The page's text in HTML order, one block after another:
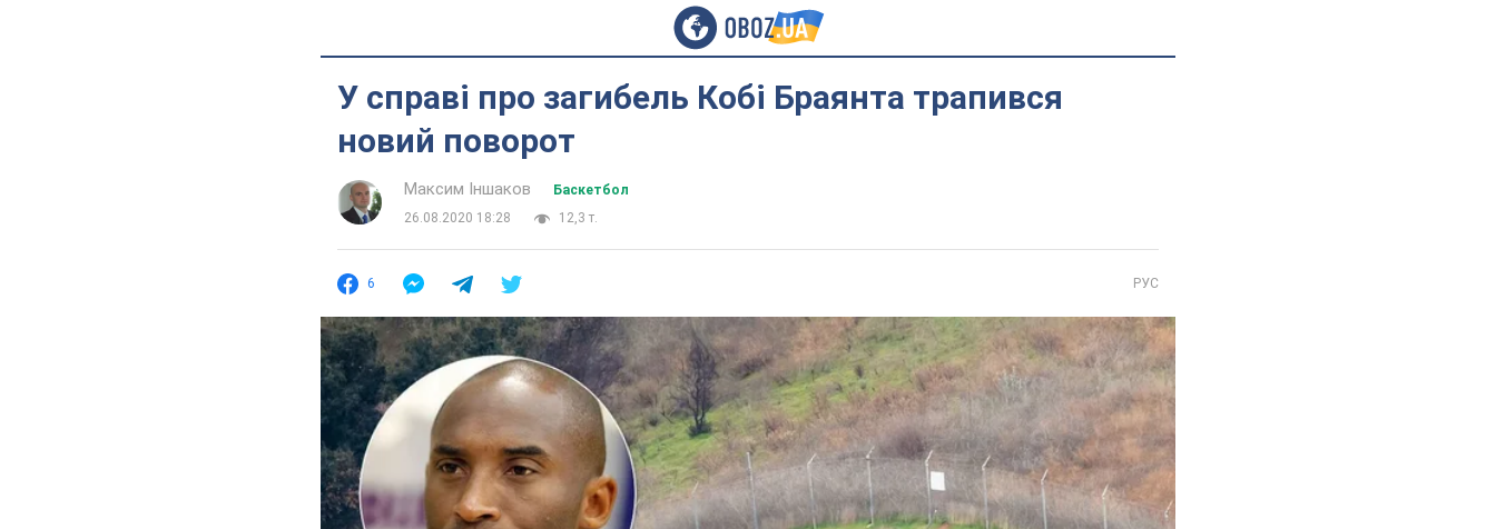
У справі про загибель Кобі Браянта трапився
новий поворот
Максим Іншаков
Баскетбол
26.08.2020 18:28
12,3 т.
6 РУС